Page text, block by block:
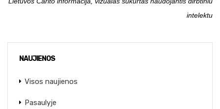
intelektu
NAUJIENOS
Visos naujienos
Pasaulyje